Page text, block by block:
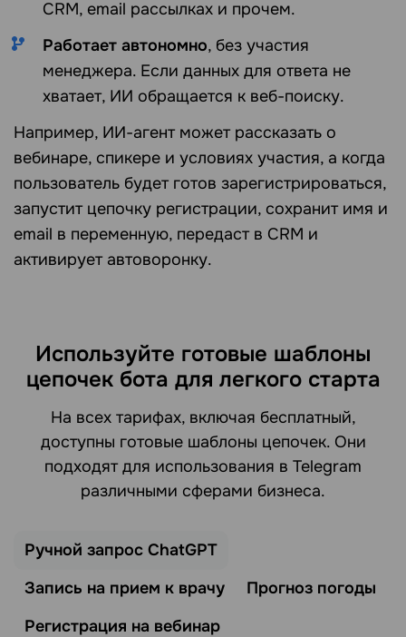
CRM, email рассылках и прочем.
Работает автономно, без участия
менеджера. Если данных для ответа не
хватает, ИИ обращается к веб-поиску.
Например, ИИ-агент может рассказать о
вебинаре, спикере и условиях участия, а когда
пользователь будет готов зарегистрироваться,
запустит цепочку регистрации, сохранит имя и
email в переменную, передаст в CRM и
активирует автоворонку.
Используйте готовые шаблоны
цепочек бота для легкого старта
На всех тарифах, включая бесплатный,
доступны готовые шаблоны цепочек. Они
подходят для использования в Telegram
различными сферами бизнеса.
Ручной запрос ChatGPT
Запись на прием к врачу
Прогноз погоды
Регистрация на вебинар